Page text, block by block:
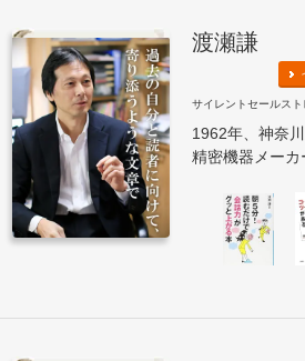
渡瀬謙
サイレントセールスト
1962年、神奈
精密機器メーカ